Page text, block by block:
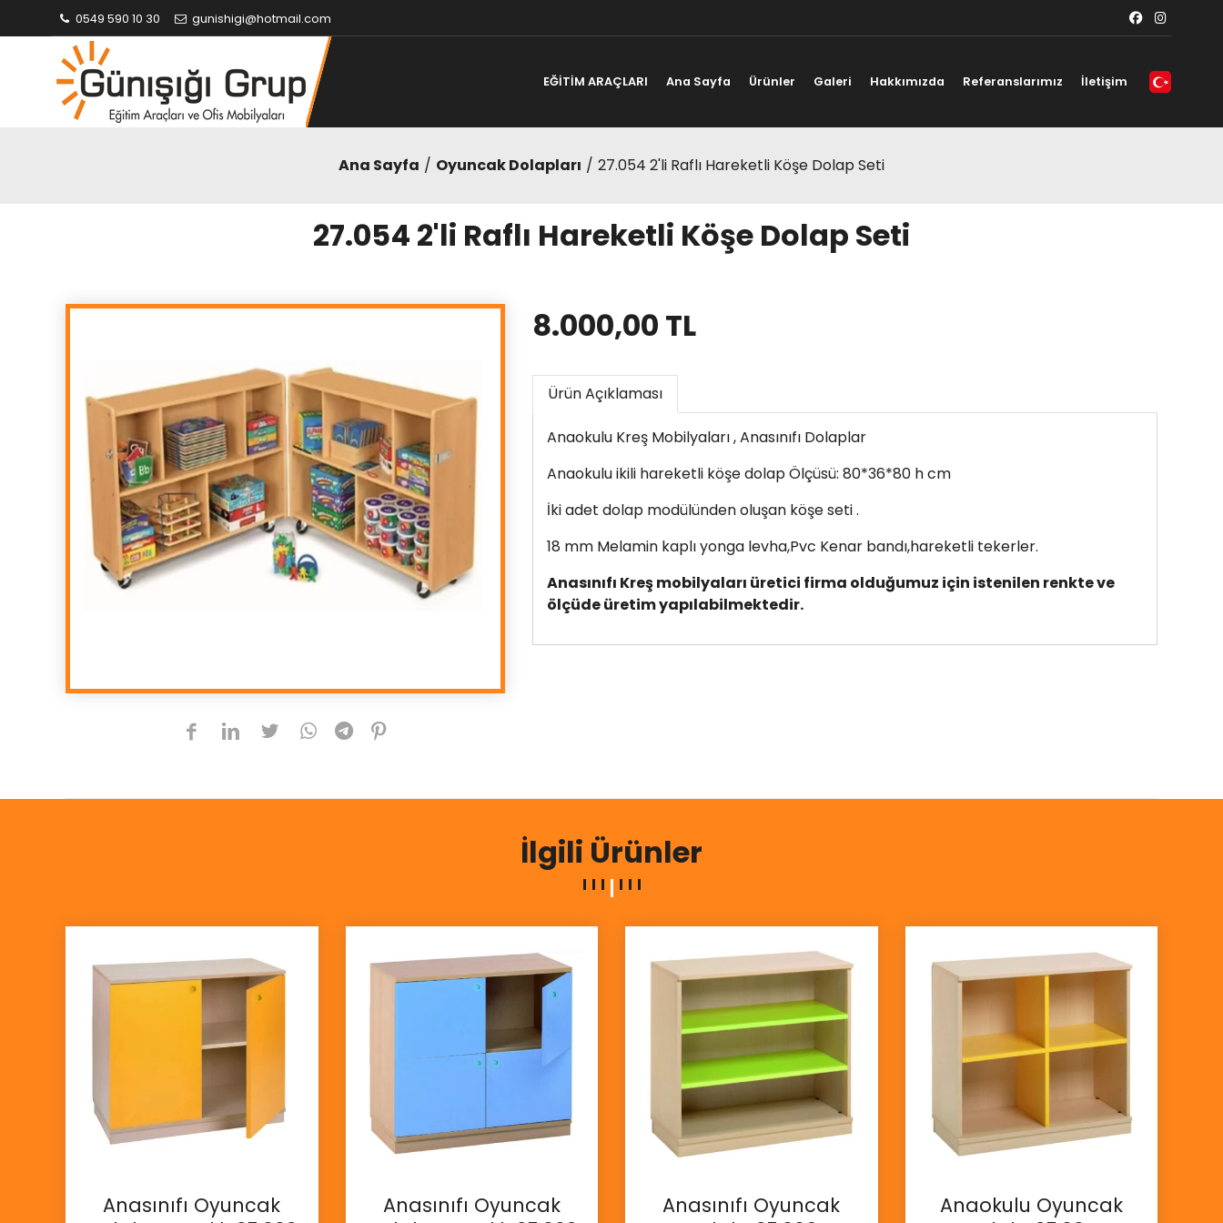
0549 590 10 30 gunishigi@hotmail.com
EĞİTİM ARAÇLARI Ana Sayfa Ürünler Galeri Hakkımızda Referanslarımız İletişim
Ana Sayfa Oyuncak Dolapları 27.054 2'li Raflı Hareketli Köşe Dolap Seti
27.054 2'li Raflı Hareketli Köşe Dolap Seti
8.000,00 TL
Ürün Açıklaması
Anaokulu Kreş Mobilyaları , Anasınıfı Dolaplar
Anaokulu ikili hareketli köşe dolap Ölçüsü: 80*36*80 h cm
İki adet dolap modülünden oluşan köşe seti .
18 mm Melamin kaplı yonga levha,Pvc Kenar bandı,hareketli tekerler.
Anasınıfı Kreş mobilyaları üretici firma olduğumuz için istenilen renkte ve
ölçüde üretim yapılabilmektedir.
İlgili Ürünler
Anasınıfı Oyuncak
Anasınıfı Oyuncak
Anasınıfı Oyuncak
Anaokulu Oyuncak